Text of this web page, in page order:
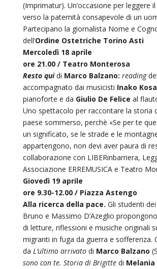
(Imprimatur). Un’occasione per leggere
verso la paternità consapevole di un
Partecipano la giornalista Nome e
dell’Ordine Ostetriche Torino Asti
Mercoledì 18 aprile
ore 21.00 / Teatro Monterosa
Resto quidi Marco Balzano: reading
accompagnato dai musicisti Inako
pianoforte e da Giulio De Felice al
Uno spettacolo per raccontare la storia
paese sommerso, perchè «Se per te
un significato, se le strade e le
appartengono, non devi aver paura di
collaborazione con LIBERinbarriera,
Associazione ERREMUSICA e Teatro
Giovedì 19 aprile
ore 9.30-12.00 / Piazza Astengo
Alla ricerca della pace. Gli studenti
Bruno e Massimo D’Azeglio
di letture, riflessioni e musiche originali
migranti in fuga da guerra e sofferenza.
da L’ultimo arrivatodi Marco Balzano
sono con te. Storia di Brigittedi Melania